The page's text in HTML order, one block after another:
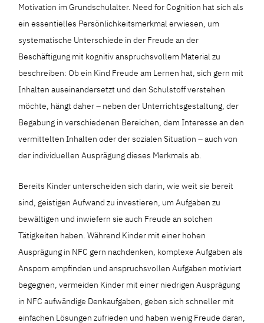
Motivation im Grundschulalter. Need for Cognition hat sich als
ein essentielles Persönlichkeitsmerkmal erwiesen, um
systematische Unterschiede in der Freude an der
Beschäftigung mit kognitiv anspruchsvollem Material zu
beschreiben: Ob ein Kind Freude am Lernen hat, sich gern mit
Inhalten auseinandersetzt und den Schulstoff verstehen
möchte, hängt daher – neben der Unterrichtsgestaltung, der
Begabung in verschiedenen Bereichen, dem Interesse an den
vermittelten Inhalten oder der sozialen Situation – auch von
der individuellen Ausprägung dieses Merkmals ab.
Bereits Kinder unterscheiden sich darin, wie weit sie bereit
sind, geistigen Aufwand zu investieren, um Aufgaben zu
bewältigen und inwiefern sie auch Freude an solchen
Tätigkeiten haben. Während Kinder mit einer hohen
Ausprägung in NFC gern nachdenken, komplexe Aufgaben als
Ansporn empfinden und anspruchsvollen Aufgaben motiviert
begegnen, vermeiden Kinder mit einer niedrigen Ausprägung
in NFC aufwändige Denkaufgaben, geben sich schneller mit
einfachen Lösungen zufrieden und haben wenig Freude daran,